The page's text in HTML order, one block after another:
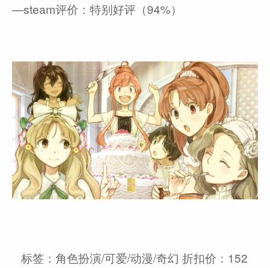
—steam评价：特别好评（94%）
标签：角色扮演/可爱/动漫/奇幻 折扣价：152